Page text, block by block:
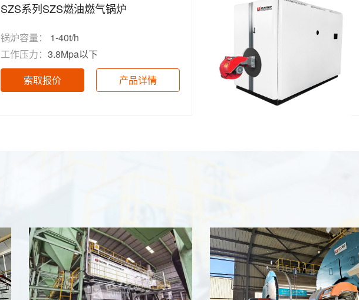
SZS系列SZS燃油燃气锅炉
锅炉容量：
1-40t/h
工作压力： 3.8Mpa以下
索取报价
产品详情